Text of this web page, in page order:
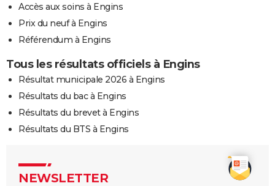
Accès aux soins à Engins
Prix du neuf à Engins
Référendum à Engins
Tous les résultats officiels à Engins
Résultat municipale 2026 à Engins
Résultats du bac à Engins
Résultats du brevet à Engins
Résultats du BTS à Engins
NEWSLETTER